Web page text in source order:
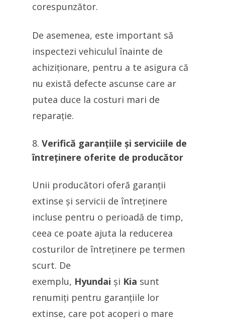
corespunzător.
De asemenea, este important să
inspectezi vehiculul înainte de
achiziționare, pentru a te asigura că
nu există defecte ascunse care ar
putea duce la costuri mari de
reparație.
Verifică garanțiile și serviciile de
întreținere oferite de producător
Unii producători oferă garanții
extinse și servicii de întreținere
incluse pentru o perioadă de timp,
ceea ce poate ajuta la reducerea
costurilor de întreținere pe termen
scurt. De
exemplu, Hyundai și Kia sunt
renumiți pentru garanțiile lor
extinse, care pot acoperi o mare